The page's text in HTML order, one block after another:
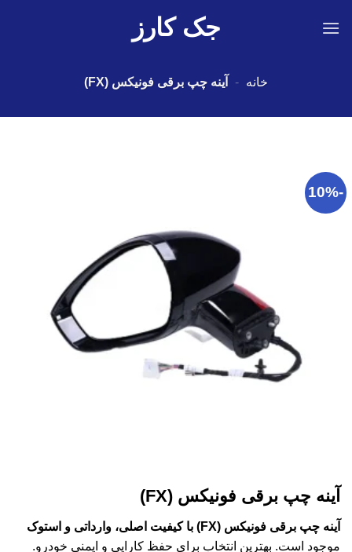
جک کارز
خانه - آینه چپ برقی فونیکس (FX)
-10%
آینه چپ برقی فونیکس (FX)
آینه چپ برقی فونیکس (FX) با کیفیت اصلی، وارداتی و استوک
موجود است. بهترین انتخاب برای حفظ کارایی و ایمنی خودرو.